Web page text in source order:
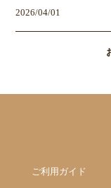
2026/04/01
ご利用ガイド